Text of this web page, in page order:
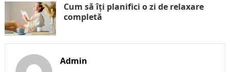
Cum să îți planifici o zi de relaxare
completă
Admin